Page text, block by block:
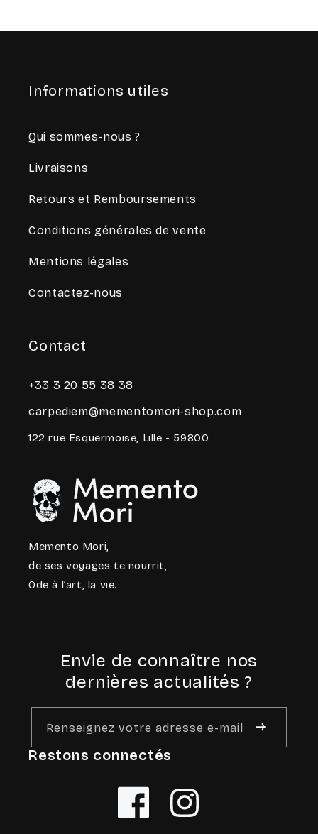
Informations utiles
Qui sommes-nous ?
Livraisons
Retours et Remboursements
Conditions générales de vente
Mentions légales
Contactez-nous
Contact
+33 3 20 55 38 38
carpediem@mementomori-shop.com
122 rue Esquermoise, Lille - 59800
Memento Mori,
de ses voyages te nourrit,
Ode à l’art, la vie.
Envie de connaître nos
dernières actualités ?
Renseignez votre adresse e-mail
Restons connectés
Facebook Instagram